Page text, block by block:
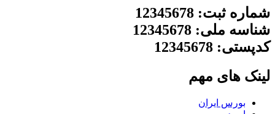
شماره ثبت: 12345678
شناسه ملی: 12345678
کدپستی: 12345678
لینک های مهم
بورس ایران